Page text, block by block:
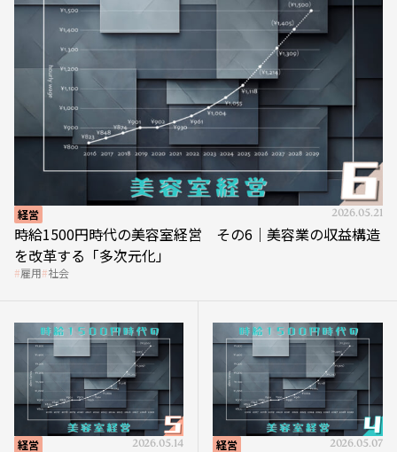
経営 2026.05.21
時給1500円時代の美容室経営 その6｜美容業の収益構造
を改革する「多次元化」
雇用 社会
経営 2026.05.14 経営 2026.05.07